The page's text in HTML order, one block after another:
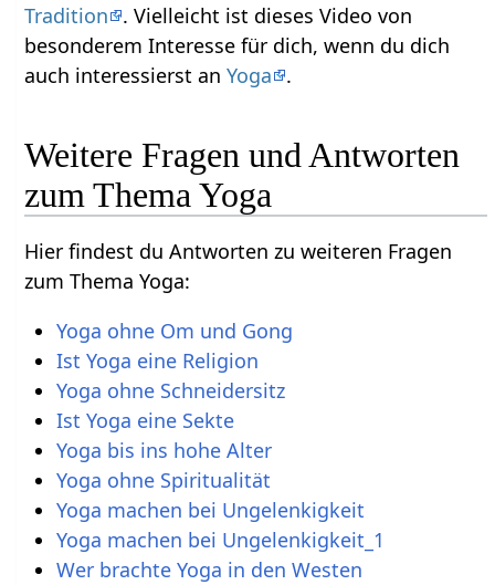
Tradition
. Vielleicht ist dieses Video von
besonderem Interesse für dich, wenn du dich
auch interessierst anYoga .
Weitere Fragen und Antworten
zum Thema Yoga
Hier findest du Antworten zu weiteren Fragen
zum Thema Yoga:
Yoga ohne Om und Gong
Ist Yoga eine Religion
Yoga ohne Schneidersitz
Ist Yoga eine Sekte
Yoga bis ins hohe Alter
Yoga ohne Spiritualität
Yoga machen bei Ungelenkigkeit
Yoga machen bei Ungelenkigkeit_1
Wer brachte Yoga in den Westen